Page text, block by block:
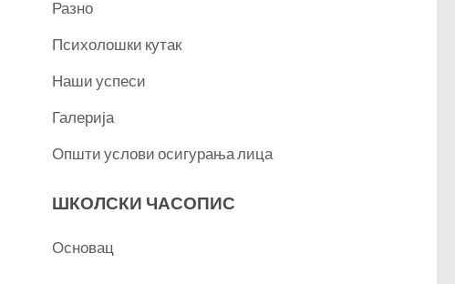
Разно
Психолошки кутак
Наши успеси
Галерија
Општи услови осигурања лица
ШКОЛСКИ ЧАСОПИС
Основац